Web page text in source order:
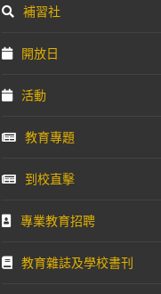
補習社
開放日
活動
教育專題
到校直擊
專業教育招聘
教育雜誌及學校書刊